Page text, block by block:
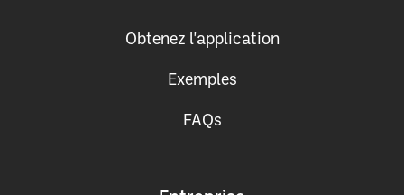
Obtenez l'application
Exemples
FAQs